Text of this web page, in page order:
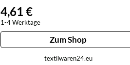
Green, Antique Jade Dome, Antique Orange,
Antique Sapphire, Sport Grey: 90% Baumwolle /
10% Polyester), (Blackberry, Dark Heather,
Lilac, Midnight, Russet, Sunset, Tweed, Heather
Sapphire, Safety Pink, Graphite Heather: 50%
Produktsicherheit:Herst.-Nr.: 5000Hersteller:
4,61 €
1-4 Werktage
Zum Shop
textilwaren24.eu